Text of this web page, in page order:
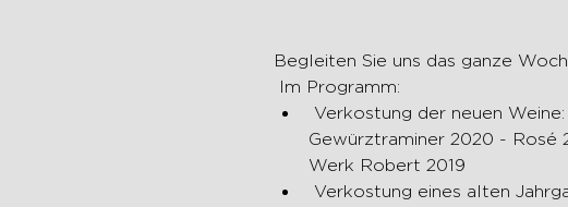
Begleiten Sie uns das ganze
Im Programm:
Gewürztraminer 2020 - Rosé
Werk Robert 2019